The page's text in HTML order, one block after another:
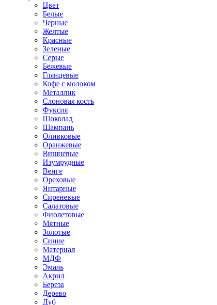
Цвет
Белые
Черные
Желтые
Красные
Зеленые
Серые
Бежевые
Глянцевые
Кофе с молоком
Металлик
Слоновая кость
Фуксия
Шоколад
Шампань
Оливковые
Оранжевые
Вишневые
Изумрудные
Венге
Ореховые
Янтарные
Сиреневые
Салатовые
Фиолетовые
Мятные
Золотые
Синие
Материал
МДФ
Эмаль
Акрил
Береза
Дерево
Дуб